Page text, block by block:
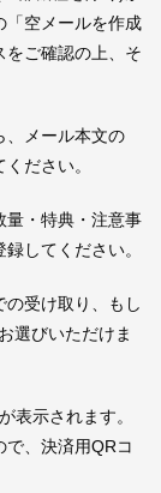
「空メールを作成
をご確認の上、そ
、メール本文の
ださい。
・特典・注意事
してください。
受け取り、もし
選びいただけま
表示されます。
で、決済用QRコ